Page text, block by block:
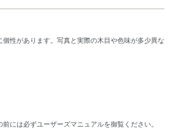
性があります。写真と実際の木目や色味が多少異な
には必ずユーザーズマニュアルを御覧ください。